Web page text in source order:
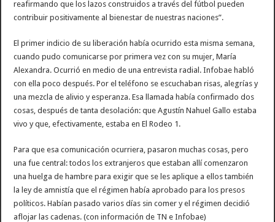
reafirmando que los lazos construidos a través del fútbol pueden
contribuir positivamente al bienestar de nuestras naciones”.
El primer indicio de su liberación había ocurrido esta misma semana,
cuando pudo comunicarse por primera vez con su mujer, María
Alexandra. Ocurrió en medio de una entrevista radial. Infobae habló
con ella poco después. Por el teléfono se escuchaban risas, alegrías y
una mezcla de alivio y esperanza. Esa llamada había confirmado dos
cosas, después de tanta desolación: que Agustín Nahuel Gallo estaba
vivo y que, efectivamente, estaba en El Rodeo 1.
Para que esa comunicación ocurriera, pasaron muchas cosas, pero
una fue central: todos los extranjeros que estaban allí comenzaron
una huelga de hambre para exigir que se les aplique a ellos también
la ley de amnistía que el régimen había aprobado para los presos
políticos. Habían pasado varios días sin comer y el régimen decidió
aflojar las cadenas. (con información de TN e Infobae)